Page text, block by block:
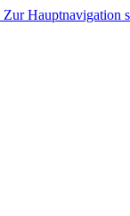
Zur Hauptnavigation